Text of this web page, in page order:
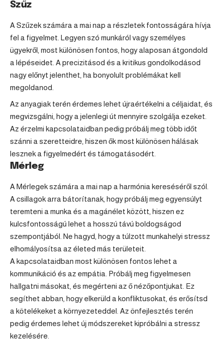
Szűz
A Szűzek számára a mai nap a részletek fontosságára hívja
fel a figyelmet. Legyen szó munkáról vagy személyes
ügyekről, most különösen fontos, hogy alaposan átgondold
a lépéseidet. A precizitásod és a kritikus gondolkodásod
nagy előnyt jelenthet, ha bonyolult problémákat kell
megoldanod.
Az anyagiak terén érdemes lehet újraértékelni a céljaidat, és
megvizsgálni, hogy a jelenlegi út mennyire szolgálja ezeket.
Az érzelmi kapcsolataidban pedig próbálj meg több időt
szánni a szeretteidre, hiszen ők most különösen hálásak
lesznek a figyelmedért és támogatásodért.
Mérleg
A Mérlegek számára a mai nap a harmónia kereséséről szól.
A csillagok arra bátorítanak, hogy próbálj meg egyensúlyt
teremteni a munka és a magánélet között, hiszen ez
kulcsfontosságú lehet a hosszú távú boldogságod
szempontjából. Ne hagyd, hogy a túlzott munkahelyi stressz
elhomályosítsa az életed más területeit.
A kapcsolataidban most különösen fontos lehet a
kommunikáció és az empátia. Próbálj meg figyelmesen
hallgatni másokat, és megérteni az ő nézőpontjukat. Ez
segíthet abban, hogy elkerüld a konfliktusokat, és erősítsd
a kötelékeket a környezeteddel. Az önfejlesztés terén
pedig érdemes lehet új módszereket kipróbálni a stressz
kezelésére.